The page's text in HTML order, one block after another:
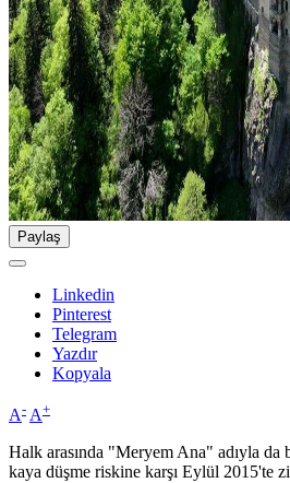
Paylaş
Linkedin
Pinterest
Telegram
Yazdır
Kopyala
A- A+
Halk arasında "Meryem Ana" adıyla da
kaya düşme riskine karşı Eylül 2015'te